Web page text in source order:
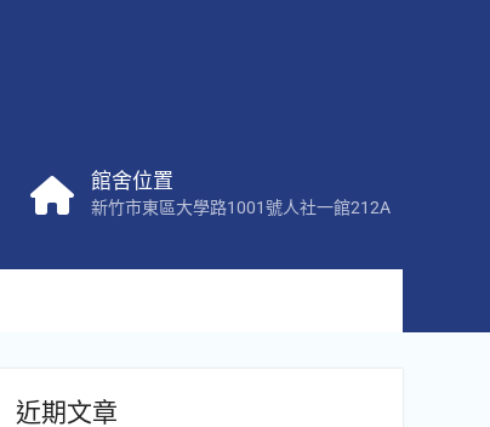
館舍位置
新竹市東區大學路1001號人社一館212A
近期文章